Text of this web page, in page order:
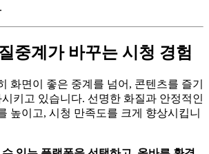
중계가 바꾸는 시청 경험
화면이 좋은 중계를 넘어, 콘텐츠를 즐기
키고 있습니다. 선명한 화질과 안정적인
높이고, 시청 만족도를 크게 향상시킵니